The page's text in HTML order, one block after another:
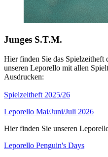
Junges S.T.M.
Hier finden Sie das Spielzeitheft
unseren Leporello mit allen
Ausdrucken:
Spielzeitheft 2025/26
Leporello Mai/Juni/Juli 2026
Hier finden Sie unseren
Leporello Penguin's Days